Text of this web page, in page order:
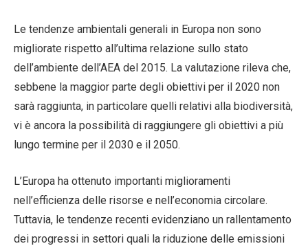
Le tendenze ambientali generali in Europa non sono
migliorate rispetto all’ultima relazione sullo stato
dell’ambiente dell’AEA del 2015. La valutazione rileva che,
sebbene la maggior parte degli obiettivi per il 2020 non
sarà raggiunta, in particolare quelli relativi alla biodiversità,
vi è ancora la possibilità di raggiungere gli obiettivi a più
lungo termine per il 2030 e il 2050.
L’Europa ha ottenuto importanti miglioramenti
nell’efficienza delle risorse e nell’economia circolare.
Tuttavia, le tendenze recenti evidenziano un rallentamento
dei progressi in settori quali la riduzione delle emissioni